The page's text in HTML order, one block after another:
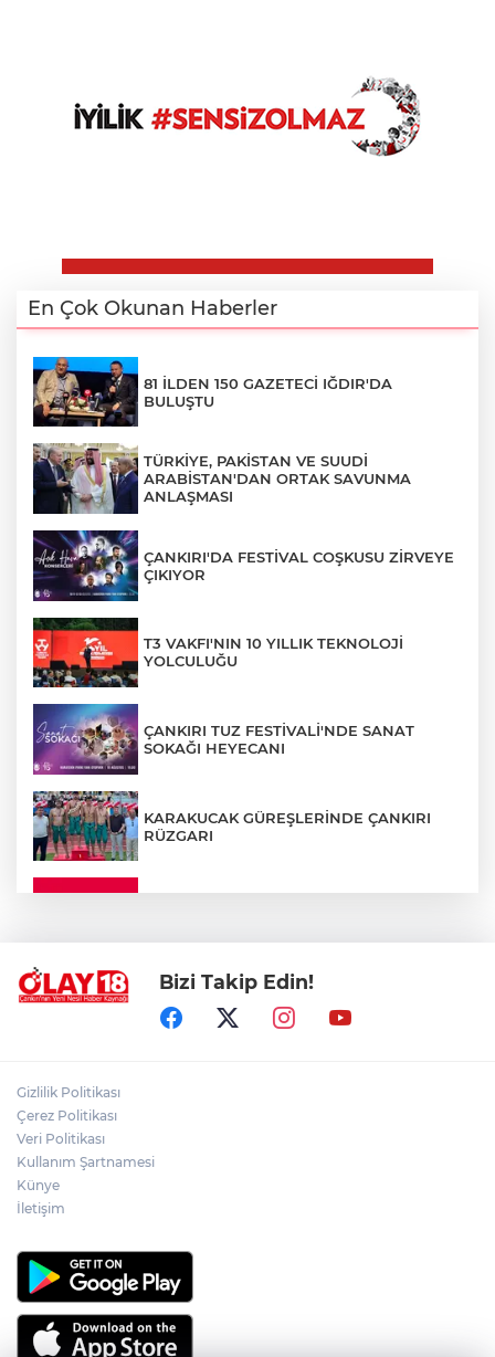
En Çok Okunan Haberler
81 İLDEN 150 GAZETECİ IĞDIR'DA
BULUŞTU
TÜRKİYE, PAKİSTAN VE SUUDİ
ARABİSTAN'DAN ORTAK SAVUNMA
ANLAŞMASI
ÇANKIRI'DA FESTİVAL COŞKUSU ZİRVEYE
ÇIKIYOR
T3 VAKFI'NIN 10 YILLIK TEKNOLOJİ
YOLCULUĞU
ÇANKIRI TUZ FESTİVALİ'NDE SANAT
SOKAĞI HEYECANI
KARAKUCAK GÜREŞLERİNDE ÇANKIRI
RÜZGARI
ADEM YAYLACI ELDİVAN'DA DUALARLA
TOPRAĞA VERİLDİ
ABD-İRAN HATTINDA YENİ KRİZ
Bizi Takip Edin!
Gizlilik Politikası
Çerez Politikası
Veri Politikası
Kullanım Şartnamesi
Künye
İletişim